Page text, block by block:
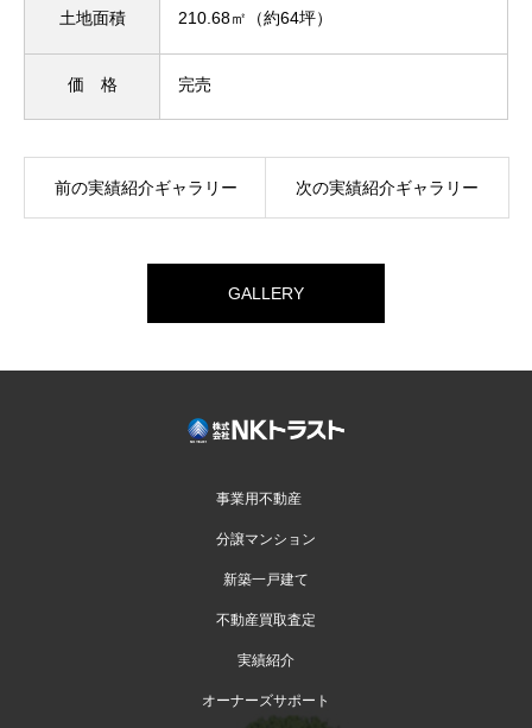
土地面積 210.68㎡（約64坪）
価 格 完売
前の実績紹介ギャラリー 次の実績紹介ギャラリー
GALLERY
事業用不動産
分譲マンション
新築一戸建て
不動産買取査定
実績紹介
オーナーズサポート